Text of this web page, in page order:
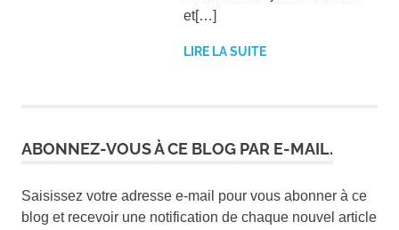
et[…]
LIRE LA SUITE
ABONNEZ-VOUS À CE BLOG PAR E-MAIL.
Saisissez votre adresse e-mail pour vous abonner à ce
blog et recevoir une notification de chaque nouvel article